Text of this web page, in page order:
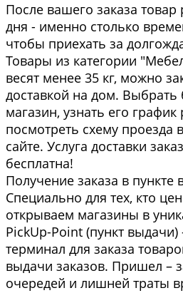
После вашего заказа товар
дня - именно столько
чтобы приехать за
Товары из категории
весят менее 35 кг, можно
доставкой на дом.
магазин, узнать его
посмотреть схему
сайте. Услуга доставки
бесплатна!
Получение заказа в пункте
Специально для тех, кто
открываем магазины в
PickUp-Point (пункт выдачи)
терминал для заказа
выдачи заказов. Пришел –
очередей и лишней траты